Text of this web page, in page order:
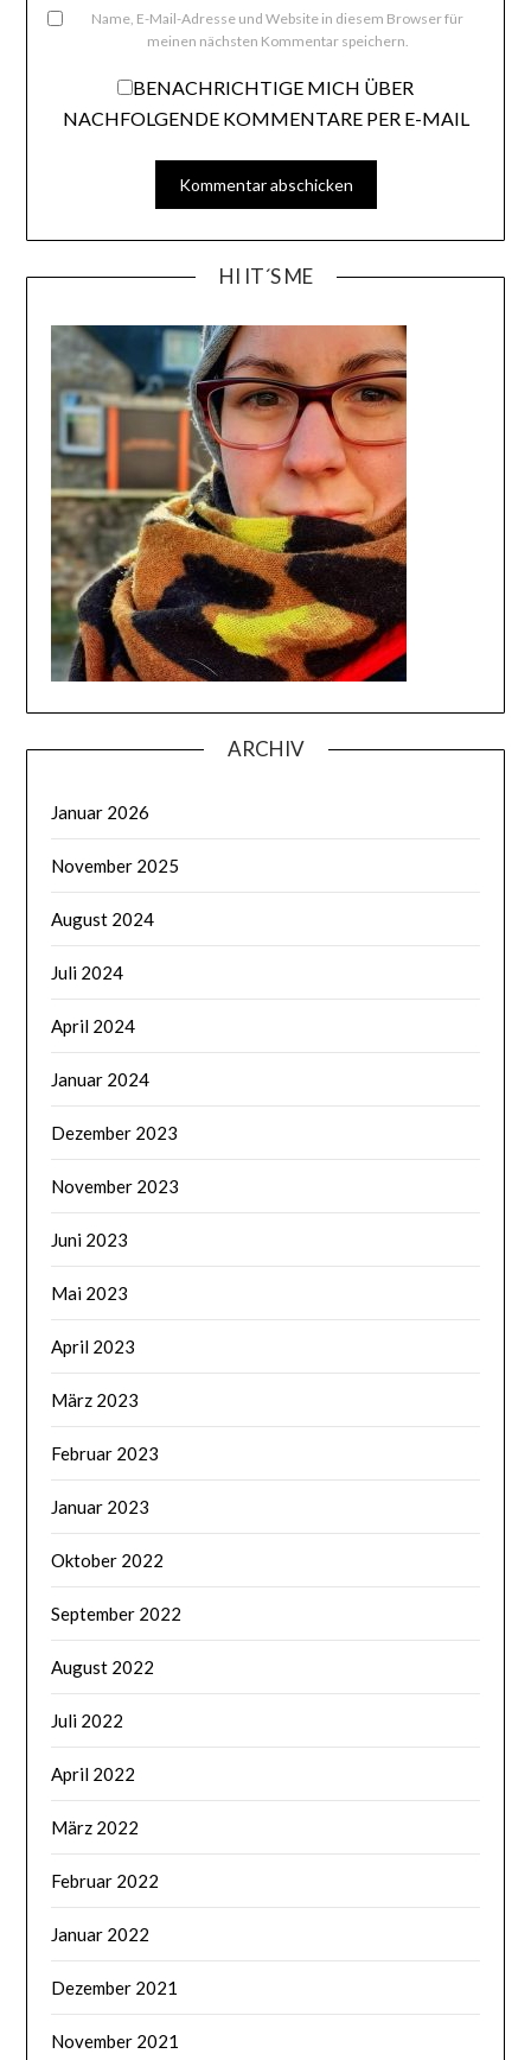
Name, E-Mail-Adresse und Website in diesem Browser für
meinen nächsten Kommentar speichern.
BENACHRICHTIGE MICH ÜBER
NACHFOLGENDE KOMMENTARE PER E-MAIL
HI IT´S ME
ARCHIV
Januar 2026
November 2025
August 2024
Juli 2024
April 2024
Januar 2024
Dezember 2023
November 2023
Juni 2023
Mai 2023
April 2023
März 2023
Februar 2023
Januar 2023
Oktober 2022
September 2022
August 2022
Juli 2022
April 2022
März 2022
Februar 2022
Januar 2022
Dezember 2021
November 2021